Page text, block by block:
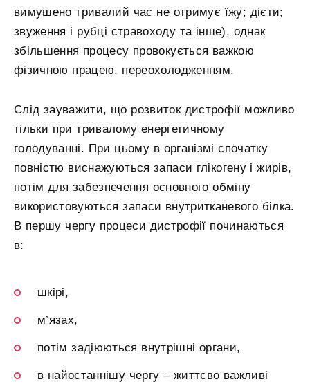
вимушено тривалий час не отримує їжу; дієти;
звуження і рубці стравоходу та інше), однак
збільшення процесу провокується важкою
фізичною працею, переохолодженням.
Слід зауважити, що розвиток дистрофії можливо
тільки при тривалому енергетичному
голодуванні. При цьому в організмі спочатку
повністю виснажуються запаси глікогену і жирів,
потім для забезпечення основного обміну
використовуються запаси внутритканевого білка.
В першу чергу процеси дистрофії починаються
в:
шкірі,
м’язах,
потім задіюються внутрішні органи,
в найостаннішу чергу – життєво важливі